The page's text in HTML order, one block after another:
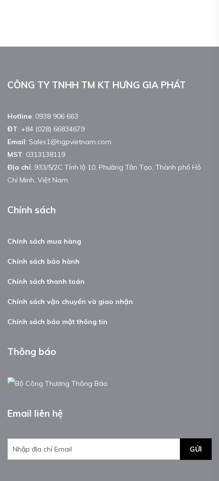
CÔNG TY TNHH TM KT HƯNG GIA PHÁT
Hotline: 0938 906 663
ĐT: +84 (028) 66834679
Email: Sales1@hgpvietnam.com
MST: 0313138119
Địa chỉ: 933/5/2C Tỉnh lộ 10, Phường Tân Tạo, Thành phố Hồ
Chí Minh, Việt Nam.
Chính sách
Chính sách mua hàng
Chính sách bảo hành
Chính sách thanh toán
Chính sách vận chuyển và giao nhận
Chính sách bảo mật thông tin
Thông báo
Email liên hệ
GỬI